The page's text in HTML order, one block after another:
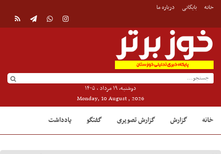
خانه بایگانی درباره ما
دوشنبه, ۱۹ مرداد , ۱۴۰۵
Monday, 10 August , 2026
خانه گزارش گزارش تصویری گفتگو یادداشت